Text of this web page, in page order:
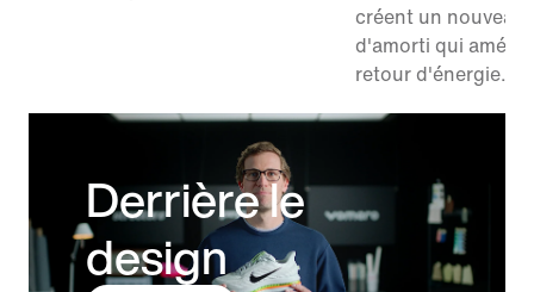
créent un nouveau
d'amorti qui
retour d'énergie.
Derrière le
design